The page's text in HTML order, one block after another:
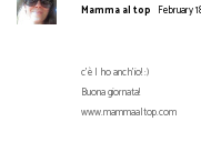
Mamma al top February
c'è l ho anch'io! :)
Buona giornata!
www.mammaaltop.com